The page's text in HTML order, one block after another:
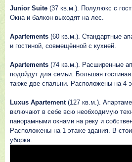
Junior Suite (37 кв.м.). Полулюкс с
Окна и балкон выходят на лес.
Apartements (60 кв.м.). Стандартные
и гостиной, совмещённой с кухней.
Apartements (74 кв.м.). Расширенные
подойдут для семьи. Большая
также две спальни. Расположены на 4
Luxus Apartement(127 кв.м.).
включают в себе всю необходимую
панорамными окнами на реку и
Расположены на 1 этаже здания. В
уборка.